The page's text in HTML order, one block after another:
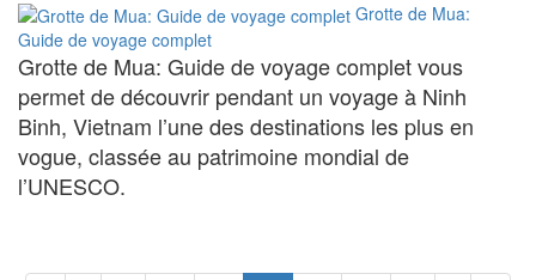
Grotte de Mua:
Guide de voyage complet
Grotte de Mua: Guide de voyage complet vous
permet de découvrir pendant un voyage à Ninh
Binh, Vietnam l’une des destinations les plus en
vogue, classée au patrimoine mondial de
l’UNESCO.